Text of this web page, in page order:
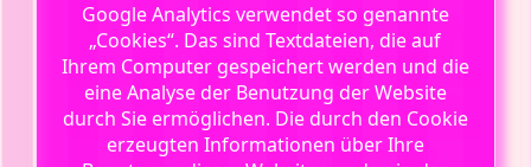
Google Analytics verwendet so genannte
„Cookies“. Das sind Textdateien, die auf
Ihrem Computer gespeichert werden und die
eine Analyse der Benutzung der Website
durch Sie ermöglichen. Die durch den Cookie
erzeugten Informationen über Ihre